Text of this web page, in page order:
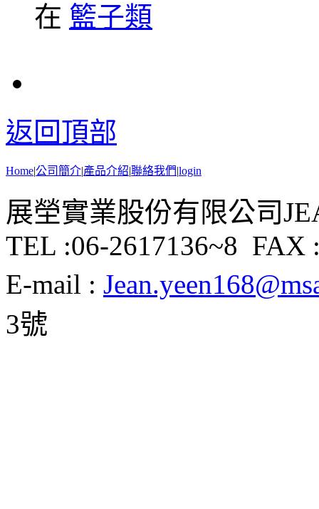
在 籃子類
返回頂部
Home|公司簡介|產品介紹|聯絡我們|login
展塋實業股份有限公司
TEL :06-2617136~8 FAX
E-mail :
3號